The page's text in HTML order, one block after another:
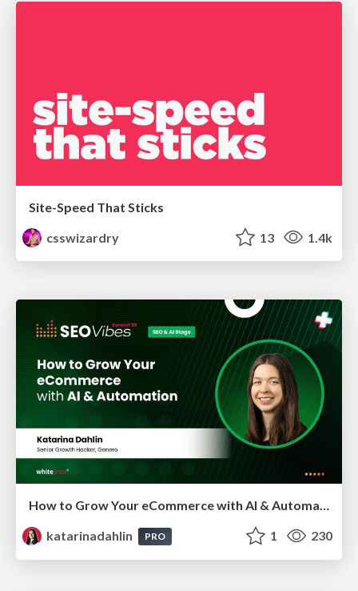
Site-Speed That Sticks
csswizardry
13 1.4k
How to Grow Your eCommerce with AI & Automation
katarinadahlin
PRO 1 230